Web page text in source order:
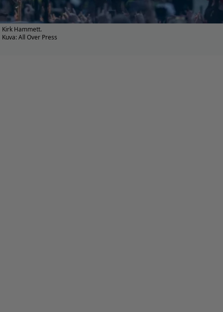
Kirk Hammett.
Kuva: All Over Press